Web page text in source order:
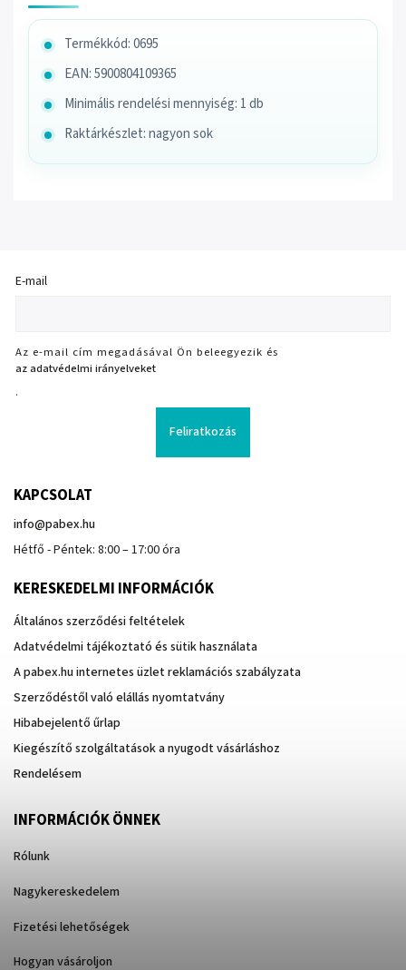
Termékkód: 0695
EAN: 5900804109365
Minimális rendelési mennyiség: 1 db
Raktárkészlet: nagyon sok
E-mail
Az e-mail cím megadásával Ön beleegyezik és
az adatvédelmi irányelveket
.
Feliratkozás
KAPCSOLAT
info@pabex.hu
Hétfő - Péntek: 8:00 – 17:00 óra
KERESKEDELMI INFORMÁCIÓK
Általános szerződési feltételek
Adatvédelmi tájékoztató és sütik használata
A pabex.hu internetes üzlet reklamációs szabályzata
Szerződéstől való elállás nyomtatvány
Hibabejelentő űrlap
Kiegészítő szolgáltatások a nyugodt vásárláshoz
Rendelésem
INFORMÁCIÓK ÖNNEK
Rólunk
Nagykereskedelem
Fizetési lehetőségek
Hogyan vásároljon